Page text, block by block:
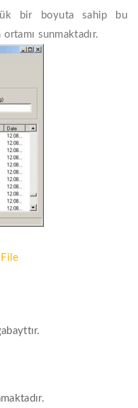
bir boyuta sahip bu
sunmaktadır.